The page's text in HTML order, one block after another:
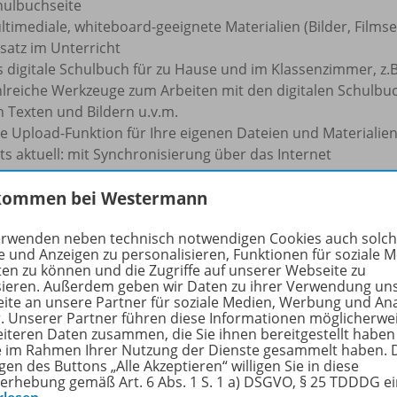
whiteboard-geeignete Materialien (Bilder,
im Unterricht
digitale Schulbuch für zu Hause und im Klassenzimmer,
Werkzeuge zum Arbeiten mit den digitalen
Texten und Bildern u.v.m.
Upload-Funktion für Ihre eigenen Dateien und Materialien
aktuell: mit Synchronisierung über das Internet
schafft Freiräume durch die praxiserprobte und
zahlen einmalig und nutzen eine Lizenz für alle
(Android oder IOS).
profitieren von der automatischen Synchronisierung
werden Ihre eigene Dateien,
gestellt.
Schulbuch ist voll integriert und steht Ihnen
immer zur Verfügung.
flexible Programmoberfläche ermöglicht es Ihnen, die
bei Westermann
neben technisch notwendigen Cookies auch
und Anzeigen zu personalisieren, Funktionen für soziale
zu können und die Zugriffe auf unserer Webseite zu
Außerdem geben wir Daten zu ihrer Verwendung
an unsere Partner für soziale Medien, Werbung und
Unserer Partner führen diese Informationen
Daten zusammen, die Sie ihnen bereitgestellt
im Rahmen Ihrer Nutzung der Dienste gesammelt haben.
des Buttons „Alle Akzeptieren“ willigen Sie in diese
gemäß Art. 6 Abs. 1 S. 1 a) DSGVO, § 25 TDDDG